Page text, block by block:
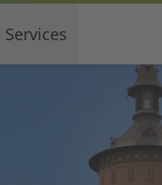
Services